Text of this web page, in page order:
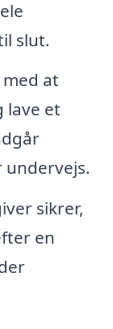
slut.
at
lave et
undervejs.
sikrer,
en